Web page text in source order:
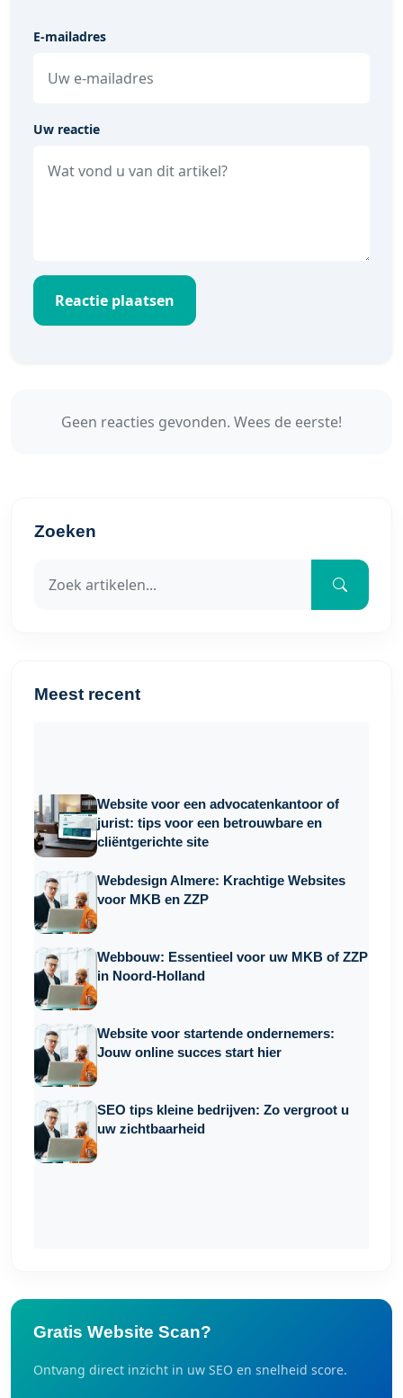
E-mailadres
Uw reactie
Reactie plaatsen
Geen reacties gevonden. Wees de eerste!
Zoeken
Meest recent
Website voor een advocatenkantoor of
jurist: tips voor een betrouwbare en
cliëntgerichte site
Webdesign Almere: Krachtige Websites
voor MKB en ZZP
Webbouw: Essentieel voor uw MKB of ZZP
in Noord-Holland
Website voor startende ondernemers:
Jouw online succes start hier
SEO tips kleine bedrijven: Zo vergroot u
uw zichtbaarheid
Gratis Website Scan?
Ontvang direct inzicht in uw SEO en snelheid score.